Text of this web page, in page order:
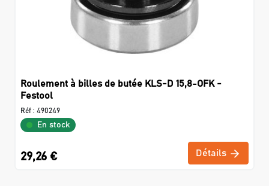
Roulement à billes de butée KLS-D 15,8-OFK -
Festool
Réf : 490249
En stock
29,26 € Détails